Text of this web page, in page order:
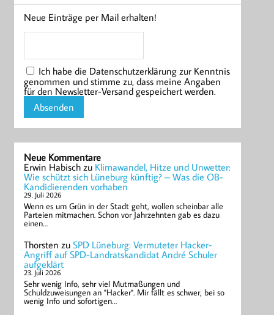
Neue Einträge per Mail erhalten!
Ich habe die Datenschutzerklärung zur Kenntnis
genommen und stimme zu, dass meine Angaben
für den Newsletter-Versand gespeichert werden.
Neue Kommentare
Erwin Habisch zu Klimawandel, Hitze und Unwetter:
Wie schützt sich Lüneburg künftig? – Was die OB-
Kandidierenden vorhaben
29. Juli 2026
Wenn es um Grün in der Stadt geht, wollen scheinbar alle
Parteien mitmachen. Schon vor Jahrzehnten gab es dazu
einen…
Thorsten zuSPD Lüneburg: Vermuteter Hacker-
Angriff auf SPD-Landratskandidat André Schuler
aufgeklärt
23. Juli 2026
Sehr wenig Info, sehr viel Mutmaßungen und
Schuldzuweisungen an "Hacker". Mir fällt es schwer, bei so
wenig Info und sofortigen…